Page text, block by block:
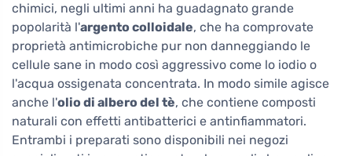
chimici, negli ultimi anni ha guadagnato grande
popolarità l'argento colloidale, che ha comprovate
proprietà antimicrobiche pur non danneggiando le
cellule sane in modo così aggressivo come lo iodio o
l'acqua ossigenata concentrata. In modo simile agisce
anche l'olio di albero del tè, che contiene composti
naturali con effetti antibatterici e antinfiammatori.
Entrambi i preparati sono disponibili nei negozi